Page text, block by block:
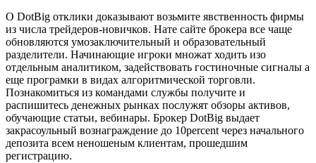
О DotBig отклики доказывают возьмите явственность фирмы
из числа трейдеров-новичков. Нате сайте брокера все чаще
обновляются умозаключительный и образовательный
разделители. Начинающие игроки множат ходить изо
отдельным аналитиком, задействовать гостиночные сигналы а
еще програмки в видах алгоритмической торговли.
Познакомиться из командами службы получите и
распишитесь денежных рынках послужят обзоры активов,
обучающие статьи, вебинары. Брокер DotBig выдает
закрасоульный вознаграждение до 10percent через начального
депозита всем неношеным клиентам, прошедшим
регистрацию.